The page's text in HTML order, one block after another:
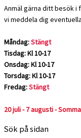
Anmäl gärna ditt besök i
vi meddela dig
Måndag:Stängt
Tisdag: Kl 10-17
Onsdag: Kl 10-17
Torsdag: Kl 10-17
Fredag:Stängt
20 juli - 7 augusti -
Sök på sidan